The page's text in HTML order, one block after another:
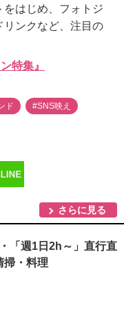
はじめ、フォトジ
リンクなど、注目の
特集』
ド #SNS映え
さらに見る
「週1日2h～」直行直
掃・料理